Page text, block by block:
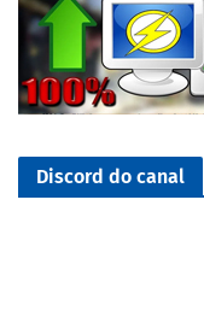
Discord do canal